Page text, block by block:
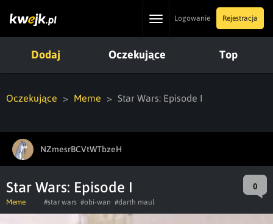
ToggleLogowanie Rejestracja
Dodaj Oczekujące Top
Oczekujące Meme Star Wars: Episode I
NZmesrBCVtWTbzeH
Star Wars: Episode I 0
Meme #star wars #obi-wan #darth maul